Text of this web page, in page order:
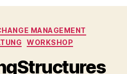
Kategorien
MANAGEMENT
WORKSHOP